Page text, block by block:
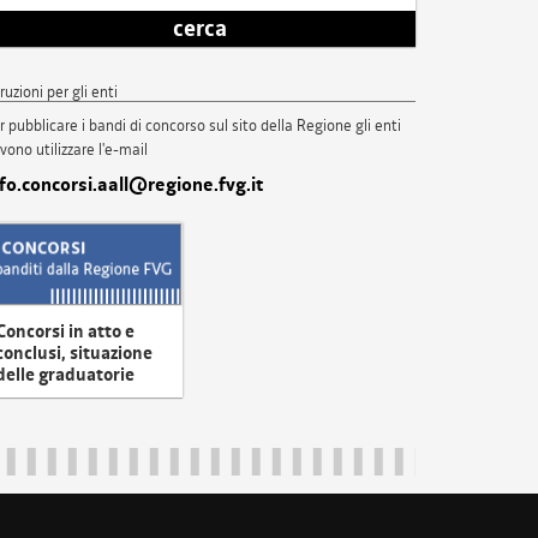
cerca
per gli enti
pubblicare i bandi di concorso sul sito della Regione gli enti
utilizzare l'e-mail
in atto e
situazione
graduatorie